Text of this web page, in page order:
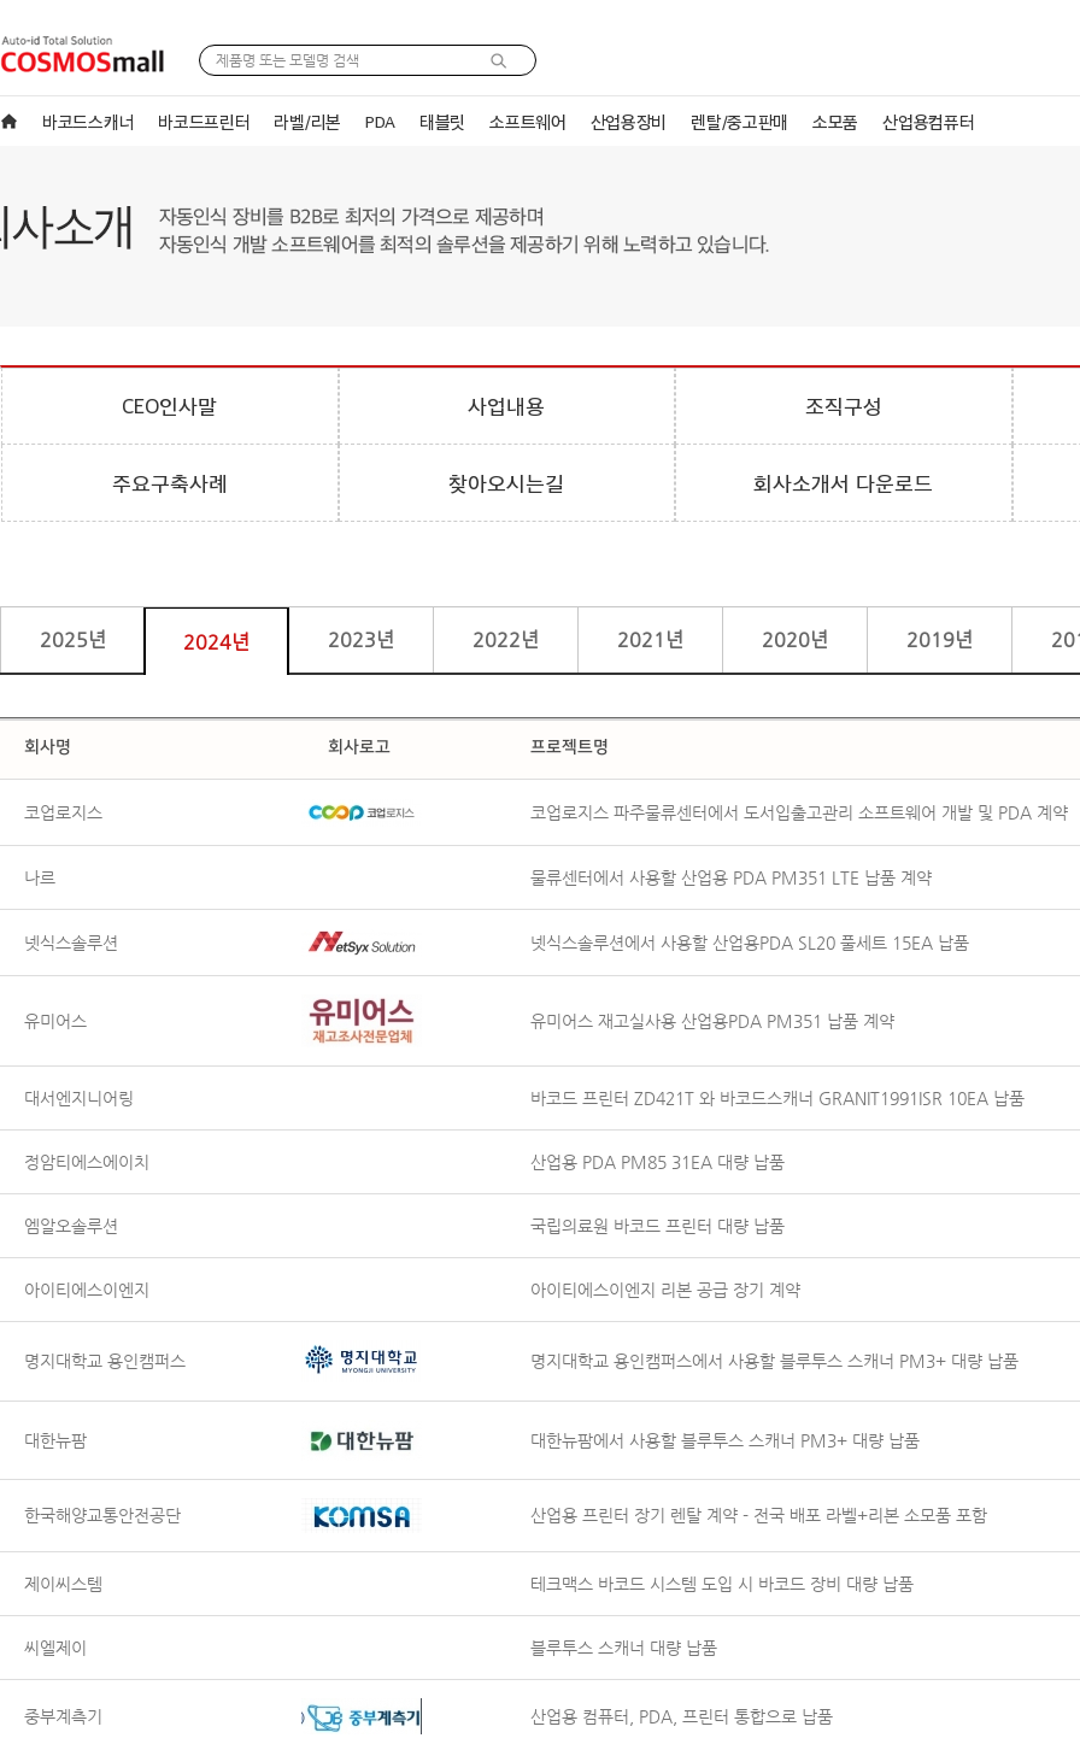
바코드스캐너 바코드프린터 라벨/리본 PDA 태블릿 소프트웨어 산업용장비 렌탈/중고판매 소모품 산업용컴퓨터
CEO인사말 사업내용 조직구성
주요구축사례 찾아오시는길 회사소개서 다운로드
2025년 2024년 2023년 2022년 2021년 2020년 2019년
회사명 회사로고 프로젝트명
코업로지스 코업로지스 파주물류센터에서 도서입출고관리 소프트웨어 개발 및 PDA 계약
나르 물류센터에서 사용할 산업용 PDA PM351 LTE 납품 계약
넷식스솔루션 넷식스솔루션에서 사용할 산업용PDA SL20 풀세트 15EA 납품
유미어스 유미어스 재고실사용 산업용PDA PM351 납품 계약
대서엔지니어링 바코드 프린터 ZD421T 와 바코드스캐너 GRANIT1991ISR 10EA 납품
정암티에스에이치 산업용 PDA PM85 31EA 대량 납품
엠알오솔루션 국립의료원 바코드 프린터 대량 납품
아이티에스이엔지 아이티에스이엔지 리본 공급 장기 계약
명지대학교 용인캠퍼스 명지대학교 용인캠퍼스에서 사용할 블루투스 스캐너 PM3+ 대량 납품
대한뉴팜 대한뉴팜에서 사용할 블루투스 스캐너 PM3+ 대량 납품
한국해양교통안전공단 산업용 프린터 장기 렌탈 계약 - 전국 배포 라벨+리본 소모품 포함
제이씨스템 테크맥스 바코드 시스템 도입 시 바코드 장비 대량 납품
씨엘제이 블루투스 스캐너 대량 납품
중부계측기 산업용 컴퓨터, PDA, 프린터 통합으로 납품